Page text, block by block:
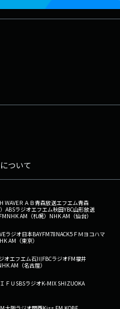
ついて
WAVEＲＡＢ青森放送エフエム青森
ABSラジオエフエム秋田YBC山形放送
NHK AM（札幌） NHK AM（仙台）
ラジオ日本BAYFM78NACK5 ＦＭヨコハマ
AM（東京）
オエフエム石川FBCラジオFM福井
AM（名古屋）
ＦＵ SBSラジオK-MIX SHIZUOKA